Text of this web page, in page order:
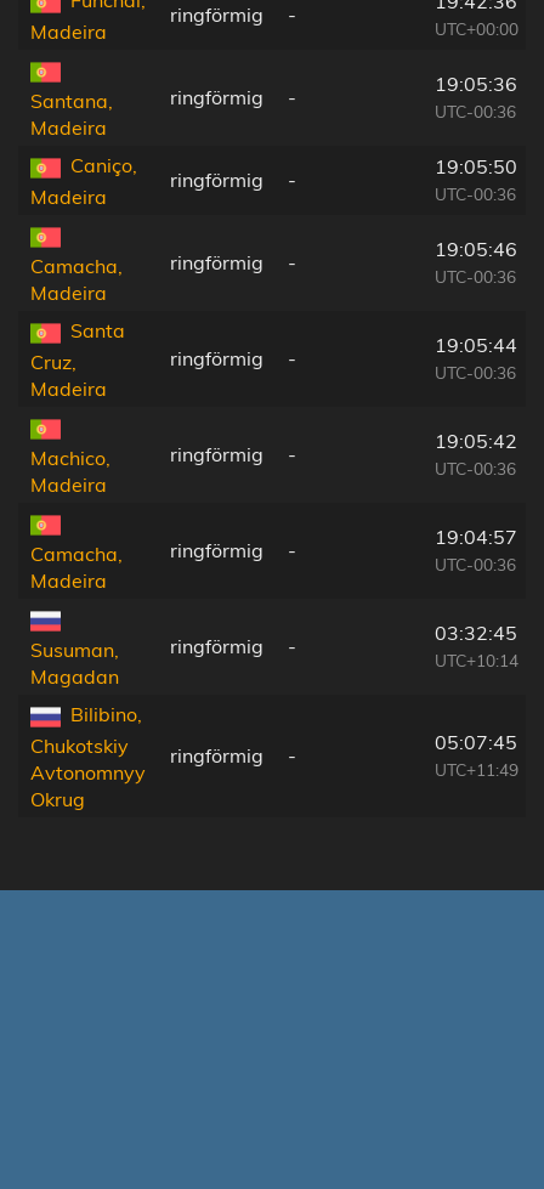
Madeira
ringförmig -
UTC+00:00
Santana,
Madeira
ringförmig -
19:05:36
UTC-00:36
Caniço,
Madeira
ringförmig -
19:05:50
UTC-00:36
Camacha,
Madeira
ringförmig -
19:05:46
UTC-00:36
Santa
Cruz,
Madeira
ringförmig -
19:05:44
UTC-00:36
Machico,
Madeira
ringförmig -
19:05:42
UTC-00:36
Camacha,
Madeira
ringförmig -
19:04:57
UTC-00:36
Susuman,
Magadan
ringförmig -
03:32:45
UTC+10:14
Bilibino,
Chukotskiy
Avtonomnyy
Okrug
ringförmig -
05:07:45
UTC+11:49